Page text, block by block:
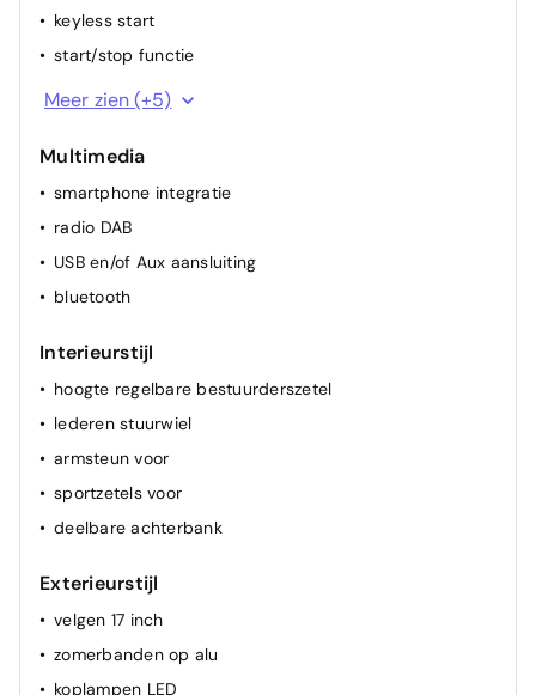
keyless start
start/stop functie
multifunctioneel stuur
spiegel(s) elektr.
cruise control
airconditioning (vol autom.)
Meer zien (+5)
Multimedia
smartphone integratie
radio DAB
USB en/of Aux aansluiting
bluetooth
Interieurstijl
hoogte regelbare bestuurderszetel
lederen stuurwiel
armsteun voor
sportzetels voor
deelbare achterbank
Exterieurstijl
velgen 17 inch
zomerbanden op alu
koplampen LED